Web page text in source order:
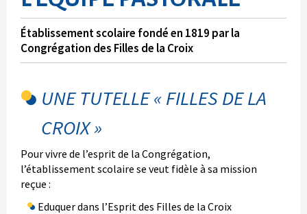
Établissement scolaire fondé en 1819 par la
Congrégation des Filles de la Croix
UNE TUTELLE « FILLES DE LA
CROIX »
Pour vivre de l’esprit de la Congrégation,
l’établissement scolaire se veut fidèle à sa mission
reçue :
Eduquer dans l’Esprit des Filles de la Croix